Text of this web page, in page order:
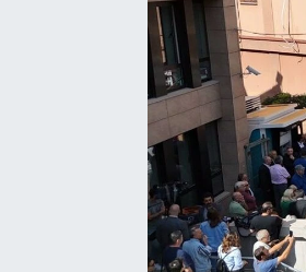
Resmi İlanlar
Foto Şaka
Teknoloji